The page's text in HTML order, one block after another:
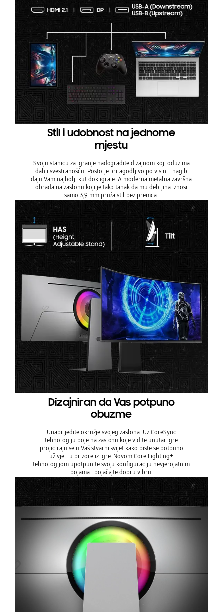
Stil i udobnost na jednome
mjestu
Svoju stanicu za igranje nadogradite dizajnom koji oduzima
dah i svestranošću. Postolje prilagodljivo po visini i nagib
daju Vam najbolji kut dok igrate. A moderna metalna završna
obrada na zaslonu koji je tako tanak da mu debljina iznosi
samo 3,9 mm pruža stil bez premca.
Dizajniran da Vas potpuno
obuzme
Unaprijedite okružje svojeg zaslona. Uz CoreSync
tehnologiju boje na zaslonu koje vidite unutar igre
projiciraju se u Vaš stvarni svijet kako biste se potpuno
uživjeli u prizore iz igre. Novom Core Lighting+
tehnologijom upotpunite svoju konfiguraciju nevjerojatnim
bojama i pojačajte dobru vibru.